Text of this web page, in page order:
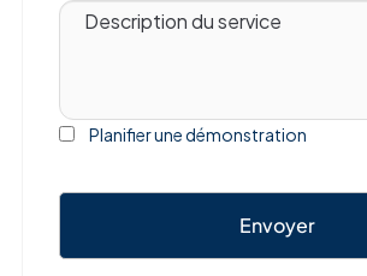
Planifier une démonstration
Envoyer